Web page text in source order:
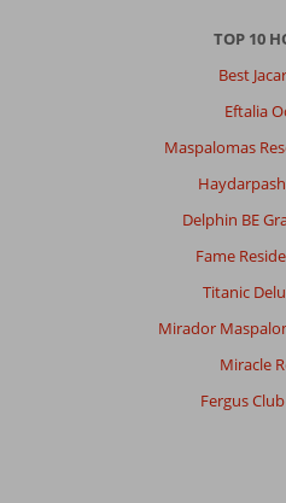
TOP 10
Best
Eftalia
Maspalomas
Delphin BE
Fame
Titanic
Mirador
Miracle
Fergus